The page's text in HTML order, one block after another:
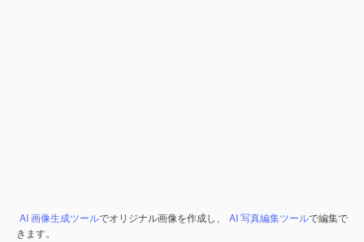
AI 画像生成ツールでオリジナル画像を作成し、 AI 写真編集ツールで編集で
きます。